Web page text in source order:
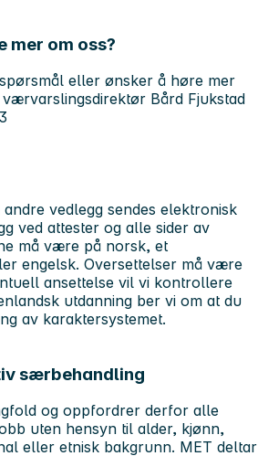
mer om oss?
eller ønsker å høre mer
Bård Fjukstad
vedlegg sendes elektronisk
ved attester og alle sider av
må være på norsk, et
engelsk. Oversettelser må være
ansettelse vil vi kontrollere
utdanning ber vi om at du
av karaktersystemet.
særbehandling
og oppfordrer derfor alle
uten hensyn til alder, kjønn,
eller etnisk bakgrunn. MET deltar